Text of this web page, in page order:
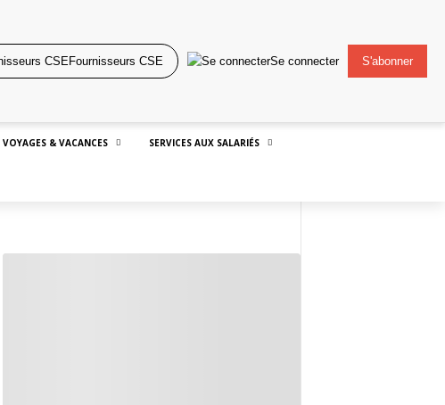
Fournisseurs CSE Se connecter S'abonner
VOYAGES & VACANCES SERVICES AUX SALARIÉS